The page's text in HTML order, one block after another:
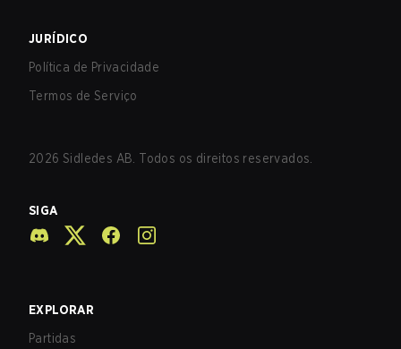
JURÍDICO
Política de Privacidade
Termos de Serviço
2026 Sidledes AB. Todos os direitos reservados.
SIGA
EXPLORAR
Partidas